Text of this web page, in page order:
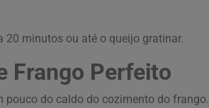
20 minutos ou até o queijo gratinar.
Frango Perfeito
pouco do caldo do cozimento do frango.